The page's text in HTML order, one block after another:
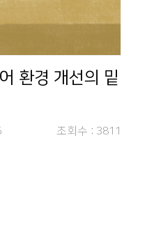
환경 개선의 밑
조회수 : 3811